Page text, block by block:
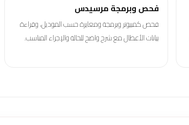
فحص وبرمجة مرسيدس
فحص كمبيوتر وبرمجة ومعايرة حسب الموديل، وقراءة
بيانات الأعطال مع شرح واضح للحالة والإجراء المناسب.